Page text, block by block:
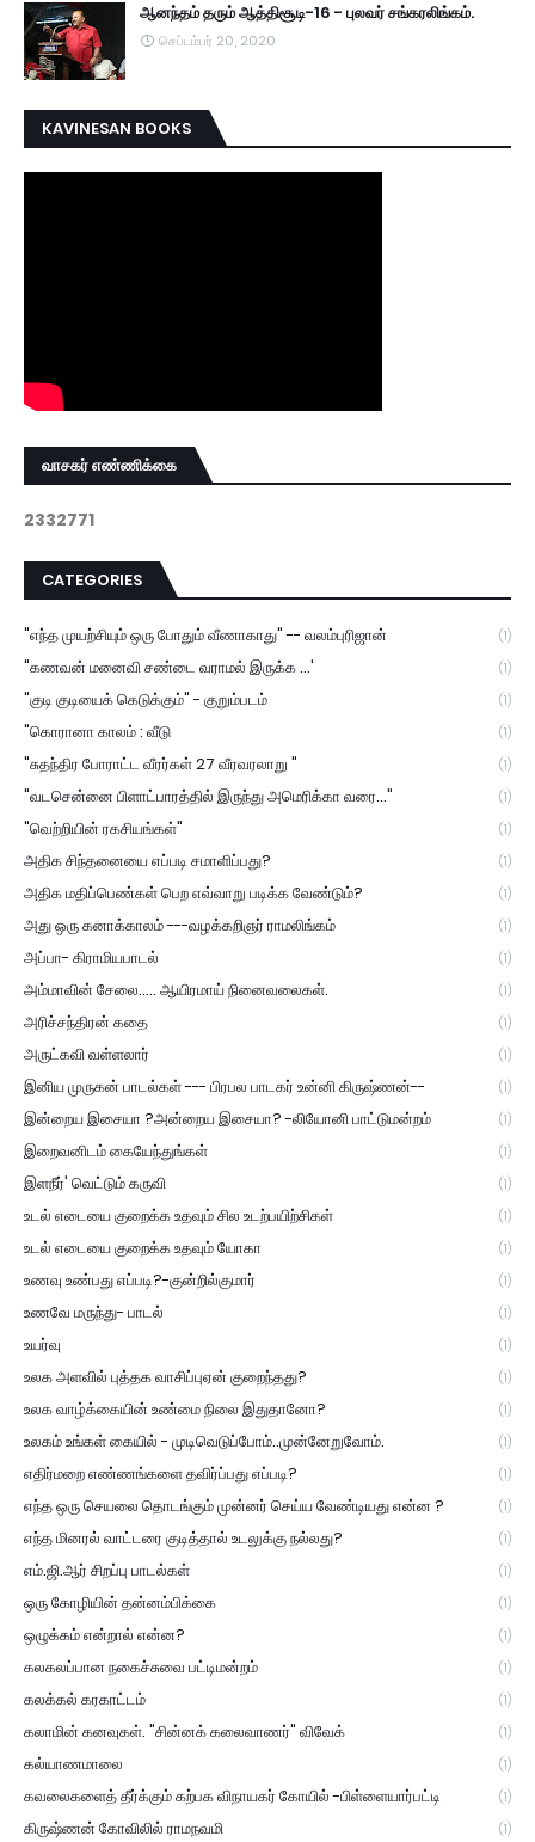
ஆனந்தம் தரும் ஆத்திசூடி-16 - புலவர் சங்கரலிங்கம்.
செப்டம்பர் 20, 2020
KAVINESAN BOOKS
வாசகர் எண்ணிக்கை
2332771
CATEGORIES
"எந்த முயற்சியும் ஒரு போதும் வீணாகாது" -- வலம்புரிஜான் (1)
"கணவன் மனைவி சண்டை வராமல் இருக்க ...' (1)
"குடி குடியைக் கெடுக்கும்" - குறும்படம் (1)
"கொரானா காலம் : வீடு (1)
"சுதந்திர போராட்ட வீரர்கள் 27 வீரவரலாறு " (1)
"வடசென்னை பிளாட்பாரத்தில் இருந்து அமெரிக்கா வரை..." (1)
"வெற்றியின் ரகசியங்கள்" (1)
அதிக சிந்தனையை எப்படி சமாளிப்பது? (1)
அதிக மதிப்பெண்கள் பெற எவ்வாறு படிக்க வேண்டும்? (1)
அது ஒரு கனாக்காலம் ---வழக்கறிஞர் ராமலிங்கம் (1)
அப்பா- கிராமியபாடல் (1)
அம்மாவின் சேலை..... ஆயிரமாய் நினைவலைகள். (1)
அரிச்சந்திரன் கதை (1)
அருட்கவி வள்ளலார் (1)
இனிய முருகன் பாடல்கள் --- பிரபல பாடகர் உன்னி கிருஷ்ணன்-- (1)
இன்றைய இசையா ?அன்றைய இசையா? -லியோனி பாட்டுமன்றம் (1)
இறைவனிடம் கையேந்துங்கள் (1)
இளநீர்' வெட்டும் கருவி (1)
உடல் எடையை குறைக்க உதவும் சில உடற்பயிற்சிகள் (1)
உடல் எடையை குறைக்க உதவும் யோகா (1)
உணவு உண்பது எப்படி?-குன்றில்குமார் (1)
உணவே மருந்து- பாடல் (1)
உயர்வு (1)
உலக அளவில் புத்தக வாசிப்புஏன் குறைந்தது? (1)
உலக வாழ்க்கையின் உண்மை நிலை இதுதானோ? (1)
உலகம் உங்கள் கையில் - முடிவெடுப்போம்..முன்னேறுவோம். (1)
எதிர்மறை எண்ணங்களை தவிர்ப்பது எப்படி? (1)
எந்த ஒரு செயலை தொடங்கும் முன்னர் செய்ய வேண்டியது என்ன ? (1)
எந்த மினரல் வாட்டரை குடித்தால் உடலுக்கு நல்லது? (1)
எம்.ஜி.ஆர் சிறப்பு பாடல்கள் (1)
ஒரு கோழியின் தன்னம்பிக்கை (1)
ஒழுக்கம் என்றால் என்ன? (1)
கலகலப்பான நகைச்சுவை பட்டிமன்றம் (1)
கலக்கல் கரகாட்டம் (1)
கலாமின் கனவுகள். "சின்னக் கலைவாணர்" விவேக் (1)
கல்யாணமாலை (1)
கவலைகளைத் தீர்க்கும் கற்பக விநாயகர் கோயில் -பிள்ளையார்பட்டி (1)
கிருஷ்ணன் கோவிலில் ராமநவமி (1)